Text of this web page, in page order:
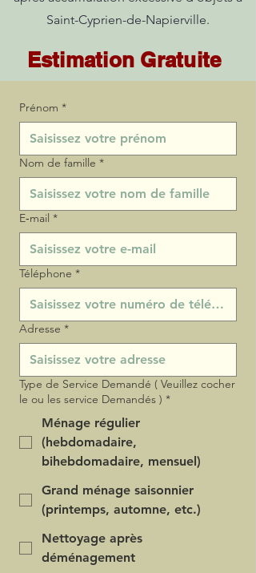
Saint-Cyprien-de-Napierville.
Estimation Gratuite
Prénom *
Nom de famille *
E‑mail *
Téléphone *
Adresse *
Type de Service Demandé ( Veuillez cocher
le ou les service Demandés ) *
Ménage régulier
(hebdomadaire,
bihebdomadaire, mensuel)
Grand ménage saisonnier
(printemps, automne, etc.)
Nettoyage après
déménagement